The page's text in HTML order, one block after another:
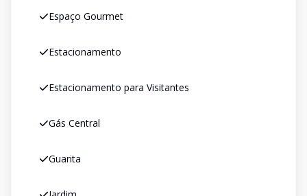
Espaço Gourmet
Estacionamento
Estacionamento para Visitantes
Gás Central
Guarita